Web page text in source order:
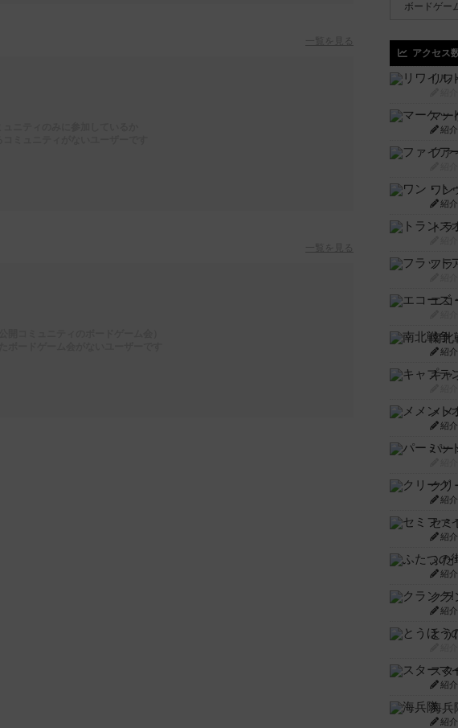
一覧を見る
一覧を見る
ボードゲー
アクセス
マー
紹
ワン
紹
フラ
エコ
南北
紹
紹
パー
クリ
紹
紹
ふた
紹
紹
とう
紹
海兵
紹